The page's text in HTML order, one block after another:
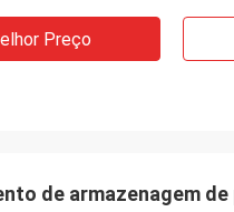
Preço
de armazenagem